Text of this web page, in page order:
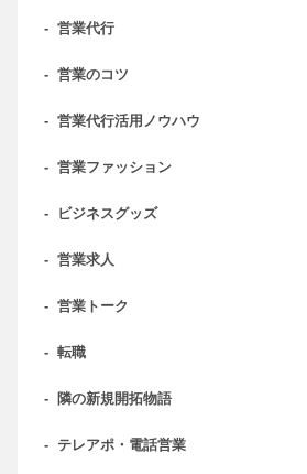
- 営業代行
- 営業のコツ
- 営業代行活用ノウハウ
- 営業ファッション
- ビジネスグッズ
- 営業求人
- 営業トーク
- 転職
- 隣の新規開拓物語
- テレアポ・電話営業